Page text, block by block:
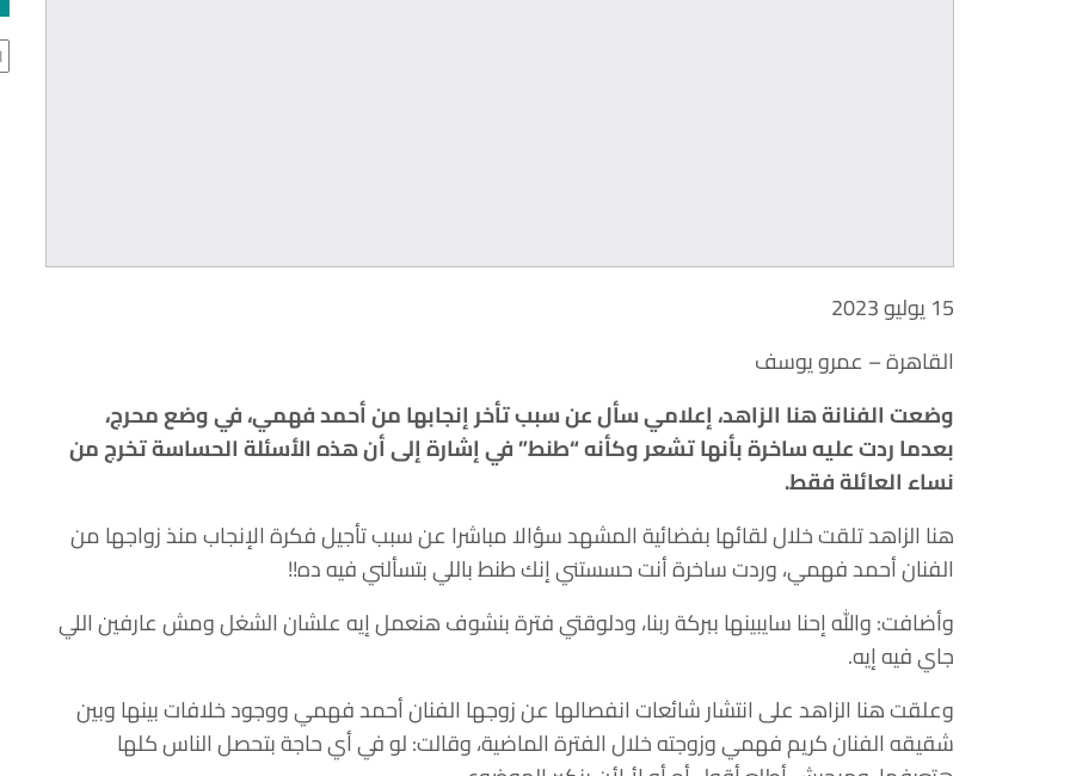
15 يوليو 2023
القاهرة – عمرو يوسف
وضعت الفنانة هنا الزاهد، إعلامي سأل عن سبب تأخر إنجابها من أحمد فهمي، في وضع محرج،
بعدما ردت عليه ساخرة بأنها تشعر وكأنه “طنط” في إشارة إلى أن هذه الأسئلة الحساسة تخرج من
نساء العائلة فقط.
هنا الزاهد تلقت خلال لقائها بفضائية المشهد سؤالا مباشرا عن سبب تأجيل فكرة الإنجاب منذ زواجها من
الفنان أحمد فهمي، وردت ساخرة أنت حسستني إنك طنط باللي بتسألني فيه ده!!
وأضافت: والله إحنا سايبينها ببركة ربنا، ودلوقتي فترة بنشوف هنعمل إيه علشان الشغل ومش عارفين اللي
جاي فيه إيه.
وعلقت هنا الزاهد على انتشار شائعات انفصالها عن زوجها الفنان أحمد فهمي ووجود خلافات بينها وبين
شقيقه الفنان كريم فهمي وزوجته خلال الفترة الماضية، وقالت: لو في أي حاجة بتحصل الناس كلها